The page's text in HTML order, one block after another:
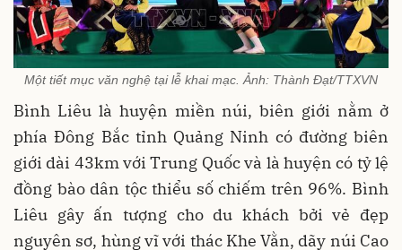
Một tiết mục văn nghệ tại lễ khai mạc. Ảnh: Thành Đạt/TTXVN
Bình Liêu là huyện miền núi, biên giới nằm ở
phía Đông Bắc tỉnh Quảng Ninh có đường biên
giới dài 43km với Trung Quốc và là huyện có tỷ lệ
đồng bào dân tộc thiểu số chiếm trên 96%. Bình
Liêu gây ấn tượng cho du khách bởi vẻ đẹp
nguyên sơ, hùng vĩ với thác Khe Vằn, dãy núi Cao